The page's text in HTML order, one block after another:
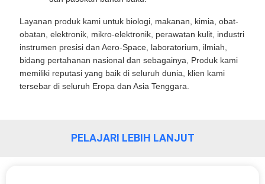
SITEMAP
KEBIJAKAN
PRIVASI
Layanan produk kami untuk biologi, makanan, kimia, obat-
obatan, elektronik, mikro-elektronik, perawatan kulit, industri
instrumen presisi dan Aero-Space, laboratorium, ilmiah,
bidang pertahanan nasional dan sebagainya, Produk kami
memiliki reputasi yang baik di seluruh dunia, klien kami
tersebar di seluruh Eropa dan Asia Tenggara.
PELAJARI LEBIH LANJUT